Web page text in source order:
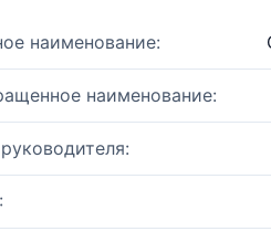
наименование:
наименование: